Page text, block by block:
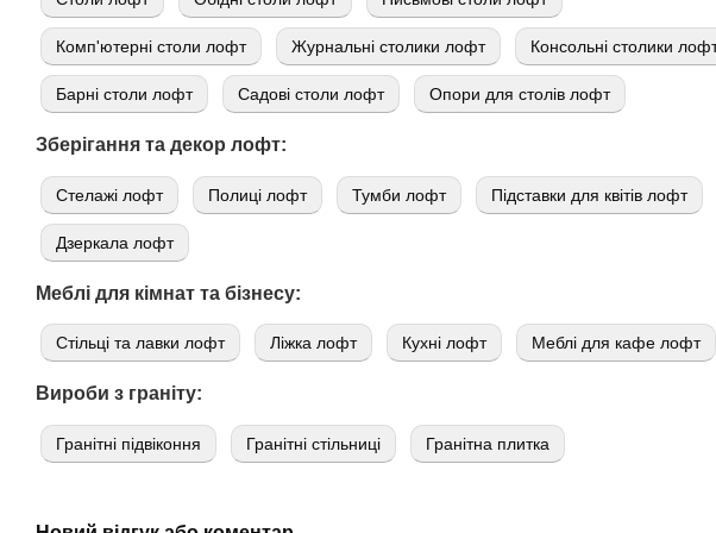
Комп'ютерні столи лофт Журнальні столики лофт Консольні столики
Барні столи лофт Садові столи лофт Опори для столів лофт
Зберігання та декор лофт:
Стелажі лофт Полиці лофт Тумби лофт Підставки для квітів лофт
Дзеркала лофт
Меблі для кімнат та бізнесу:
Стільці та лавки лофт Ліжка лофт Кухні лофт Меблі для кафе лофт
Вироби з граніту:
Гранітні підвіконня Гранітні стільниці Гранітна плитка